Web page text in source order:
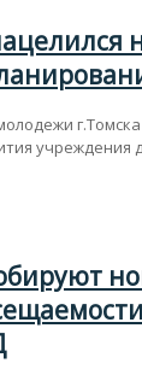
г.Томска
учреждения